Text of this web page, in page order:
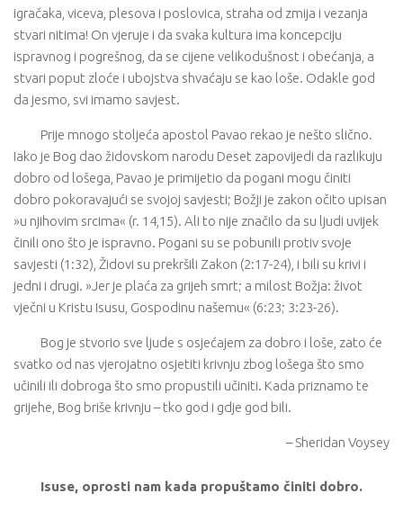
igračaka, viceva, plesova i poslovica, straha od zmija i vezanja
stvari nitima! On vjeruje i da svaka kultura ima koncepciju
ispravnog i pogrešnog, da se cijene velikodušnost i obećanja, a
stvari poput zloće i ubojstva shvaćaju se kao loše. Odakle god
da jesmo, svi imamo savjest.
Prije mnogo stoljeća apostol Pavao rekao je nešto slično.
Iako je Bog dao židovskom narodu Deset zapovijedi da razlikuju
dobro od lošega, Pavao je primijetio da pogani mogu činiti
dobro pokoravajući se svojoj savjesti; Božji je zakon očito upisan
»u njihovim srcima« (r. 14,15). Ali to nije značilo da su ljudi uvijek
činili ono što je ispravno. Pogani su se pobunili protiv svoje
savjesti (1:32), Židovi su prekršili Zakon (2:17-24), i bili su krivi i
jedni i drugi. »Jer je plaća za grijeh smrt; a milost Božja: život
vječni u Kristu Isusu, Gospodinu našemu« (6:23; 3:23-26).
Bog je stvorio sve ljude s osjećajem za dobro i loše, zato će
svatko od nas vjerojatno osjetiti krivnju zbog lošega što smo
učinili ili dobroga što smo propustili učiniti. Kada priznamo te
grijehe, Bog briše krivnju – tko god i gdje god bili.
– Sheridan Voysey
Isuse, oprosti nam kada propuštamo činiti dobro.